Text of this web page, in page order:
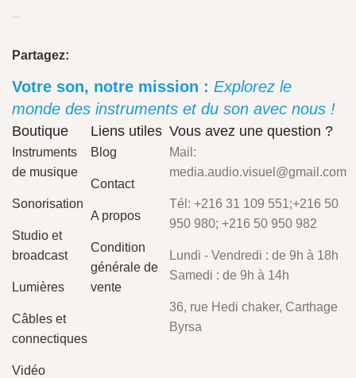
Partagez:
Votre son, notre mission : Explorez le
monde des instruments et du son avec nous !
Boutique
Instruments
de musique
Sonorisation
Studio et
broadcast
Lumières
Câbles et
connectiques
Vidéo
Liens utiles
Blog
Contact
A propos
Condition
générale de
vente
Vous avez une question ?
Mail:
media.audio.visuel@gmail.com
Tél: +216 31 109 551;+216 50
950 980; +216 50 950 982
Lundi - Vendredi : de 9h à 18h
Samedi : de 9h à 14h
36, rue Hedi chaker, Carthage
Byrsa